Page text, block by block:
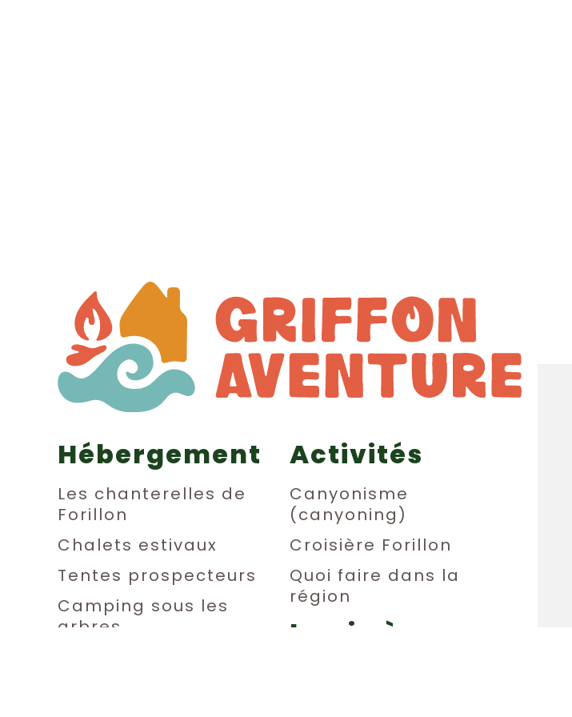
Hébergement
Les chanterelles de
Forillon
Chalets estivaux
Tentes prospecteurs
Camping sous les
arbres
Activités
Canyonisme
(canyoning)
Croisière Forillon
Quoi faire dans la
région
La vie à